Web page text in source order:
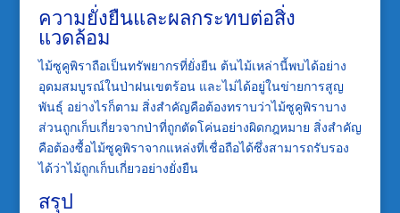
ความยั่งยืนและผลกระทบต่อสิ่ง
แวดล้อม
ไม้ซูคูพิราถือเป็นทรัพยากรที่ยั่งยืน ต้นไม้เหล่านี้พบได้อย่าง
อุดมสมบูรณ์ในป่าฝนเขตร้อน และไม่ได้อยู่ในข่ายการสูญ
พันธุ์ อย่างไรก็ตาม สิ่งสำคัญคือต้องทราบว่าไม้ซูคูพิราบาง
ส่วนถูกเก็บเกี่ยวจากป่าที่ถูกตัดโค่นอย่างผิดกฎหมาย สิ่งสำคัญ
คือต้องซื้อไม้ซูคูพิราจากแหล่งที่เชื่อถือได้ซึ่งสามารถรับรอง
ได้ว่าไม้ถูกเก็บเกี่ยวอย่างยั่งยืน
สรุป